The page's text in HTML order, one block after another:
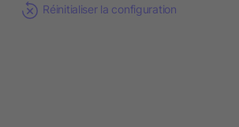
Réinitialiser la configuration